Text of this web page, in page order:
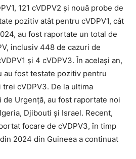
121 cVDPV2 și nouă probe de
pozitiv atât pentru cVDPV1, cât
au fost raportate un total de
inclusiv 448 de cazuri de
și 4 cVDPV3. În același an,
au fost testate pozitiv pentru
trei cVDPV3. De la ultima
Urgență, au fost raportate noi
Djibouti și Israel. Recent,
focare de cVDPV3, în timp
2024 din Guineea a continuat